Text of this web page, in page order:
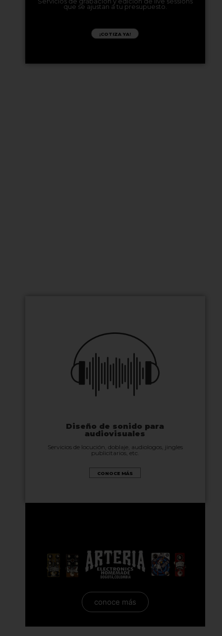
que se ajustan a tu presupuesto.
¡COTIZA YA!
Diseño de sonido para
audiovisuales
Servicios de locución, doblaje, audiologos, jingles
publicitarios, etc.
CONOCE MÁS
conoce más